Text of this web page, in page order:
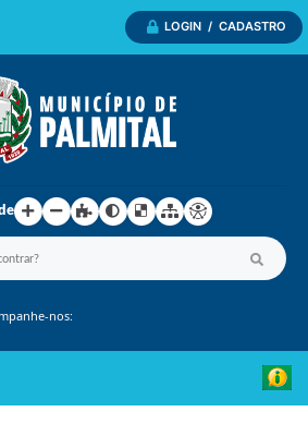
LOGIN / CADASTRO
nos: